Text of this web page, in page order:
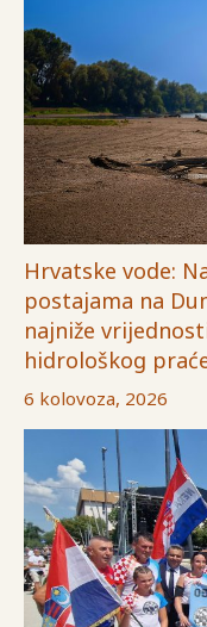
Hrvatske vode:
postajama na
najniže
hidrološkog
6 kolovoza, 2026